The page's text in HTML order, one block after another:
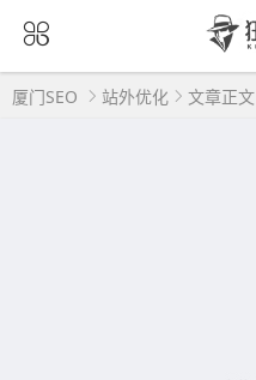
厦门SEO 站外优化 文章正文